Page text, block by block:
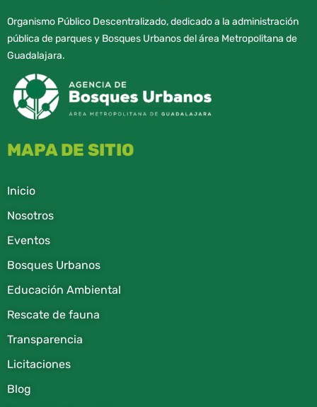
Organismo Público Descentralizado, dedicado a la administración
pública de parques y Bosques Urbanos del área Metropolitana de
Guadalajara.
MAPA DE SITIO
Inicio
Nosotros
Eventos
Bosques Urbanos
Educación Ambiental
Rescate de fauna​
Transparencia
Licitaciones
Blog